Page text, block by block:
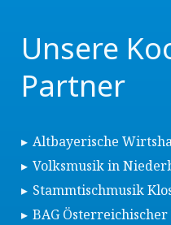
Unsere
Partner
Altbayerische
Volksmusik in
Stammtischmusik
BAG Österreichischer